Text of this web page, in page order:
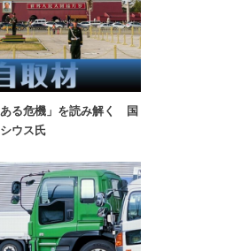
ある危機」を読み解く 国
ウス氏